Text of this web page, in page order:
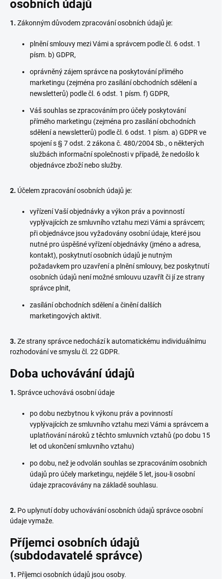
osobních údajů
1. Zákonným důvodem zpracování osobních údajů je:
plnění smlouvy mezi Vámi a správcem podle čl. 6 odst. 1
písm. b) GDPR,
oprávněný zájem správce na poskytování přímého
marketingu (zejména pro zasílání obchodních sdělení a
newsletterů) podle čl. 6 odst. 1 písm. f) GDPR,
Váš souhlas se zpracováním pro účely poskytování
přímého marketingu (zejména pro zasílání obchodních
sdělení a newsletterů) podle čl. 6 odst. 1 písm. a) GDPR ve
spojení s § 7 odst. 2 zákona č. 480/2004 Sb., o některých
službách informační společnosti v případě, že nedošlo k
objednávce zboží nebo služby.
2. Účelem zpracování osobních údajů je:
vyřízení Vaší objednávky a výkon práv a povinností
vyplývajících ze smluvního vztahu mezi Vámi a správcem;
při objednávce jsou vyžadovány osobní údaje, které jsou
nutné pro úspěšné vyřízení objednávky (jméno a adresa,
kontakt), poskytnutí osobních údajů je nutným
požadavkem pro uzavření a plnění smlouvy, bez poskytnutí
osobních údajů není možné smlouvu uzavřít či jí ze strany
správce plnit,
zasílání obchodních sdělení a činění dalších
marketingových aktivit.
3. Ze strany správce nedochází k automatickému individuálnímu
rozhodování ve smyslu čl. 22 GDPR.
Doba uchovávání údajů
1. Správce uchovává osobní údaje
po dobu nezbytnou k výkonu práv a povinností
vyplývajících ze smluvního vztahu mezi Vámi a správcem a
uplatňování nároků z těchto smluvních vztahů (po dobu 15
let od ukončení smluvního vztahu)
po dobu, než je odvolán souhlas se zpracováním osobních
údajů pro účely marketingu, nejdéle 5 let, jsou-li osobní
údaje zpracovávány na základě souhlasu.
2. Po uplynutí doby uchovávání osobních údajů správce osobní
údaje vymaže.
Příjemci osobních údajů
(subdodavatelé správce)
1. Příjemci osobních údajů jsou osoby.